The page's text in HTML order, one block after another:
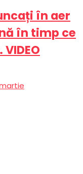
în aer
în timp ce